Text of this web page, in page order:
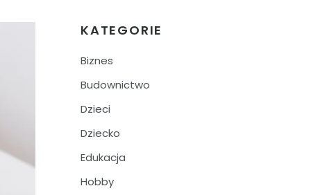
KATEGORIE
Biznes
Budownictwo
Dzieci
Dziecko
Edukacja
Hobby